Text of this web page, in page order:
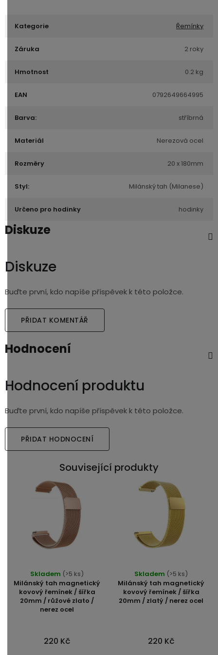
Kategorie Řemínky
Záruka 2 roky
Hmotnost 0.2 kg
EAN 0792649664995
Barva: stříbrná
Materiál Nerezová ocel
Rozměry 20 x 180mm
Styl: Milánský tah (Milanese)
Určeno pro hodinky hodinky
Diskuze
Diskuze
Buďte první, kdo napíše příspěvek k této položce.
PŘIDAT KOMENTÁŘ
Hodnocení
Hodnocení produktu
Buďte první, kdo napíše příspěvek k této položce.
PŘIDAT HODNOCENÍ
Související produkty
Milánský tah magnetický
kovový řemínek / šířka
20mm / růžové zlato /
nerez ocel
Skladem (>5 ks)
220 Kč
Milánský tah magnetický
kovový řemínek / šířka
20mm / zlatý / nerez ocel
Skladem (>5 ks)
220 Kč